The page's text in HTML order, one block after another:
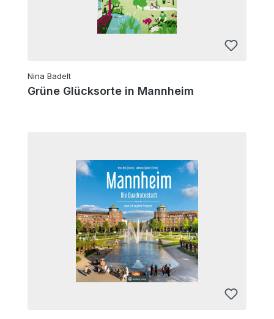
Nina Badelt
Grüne Glücksorte in Mannheim